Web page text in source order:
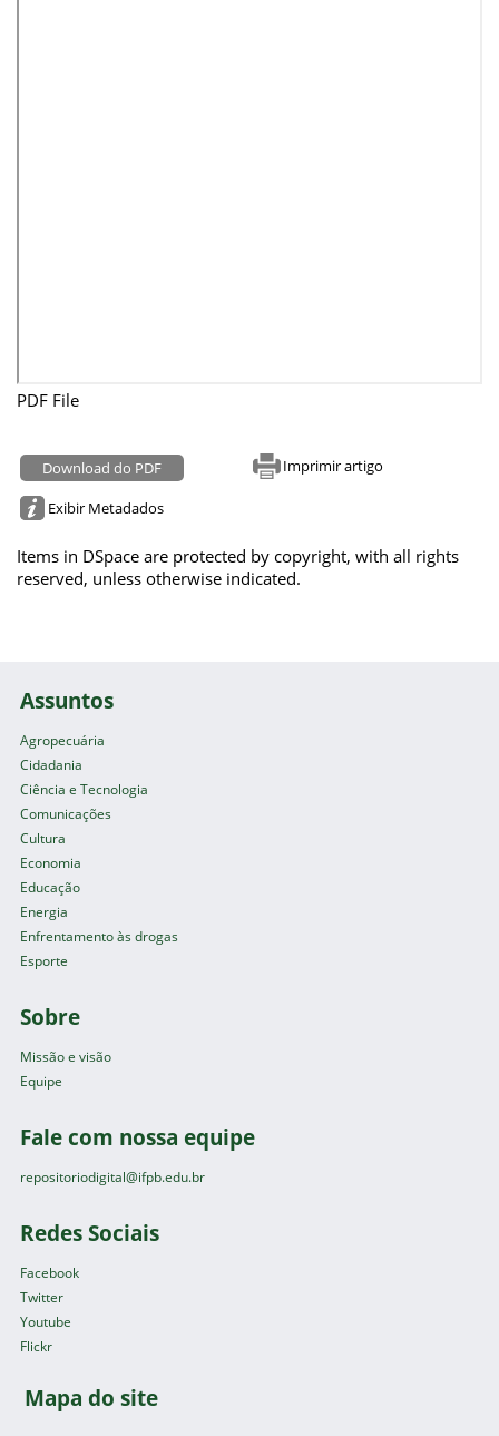
PDF File
Download do PDF Imprimir artigo
Exibir Metadados
Items in DSpace are protected by copyright, with all rights
reserved, unless otherwise indicated.
Assuntos
Agropecuária
Cidadania
Ciência e Tecnologia
Comunicações
Cultura
Economia
Educação
Energia
Enfrentamento às drogas
Esporte
Sobre
Missão e visão
Equipe
Fale com nossa equipe
repositoriodigital@ifpb.edu.br
Redes Sociais
Facebook
Twitter
Youtube
Flickr
Mapa do site